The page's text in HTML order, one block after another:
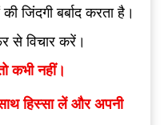
जिंदगी बर्बाद करता है।
से विचार करें।
कभी नहीं।
हिस्सा लें और अपनी